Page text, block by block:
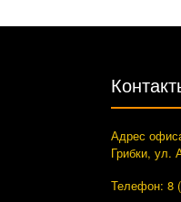
Адрес
Грибки, ул.
Телефон: 8